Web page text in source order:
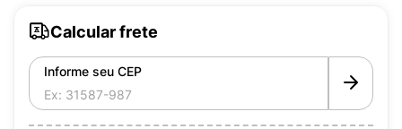
Calcular frete
Informe seu CEP